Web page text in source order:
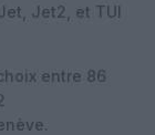
Jet2, et TUI
entre 86